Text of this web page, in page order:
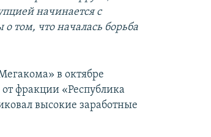
начинается с
том, что началась борьба
в октябре
фракции «Республика
высокие заработные